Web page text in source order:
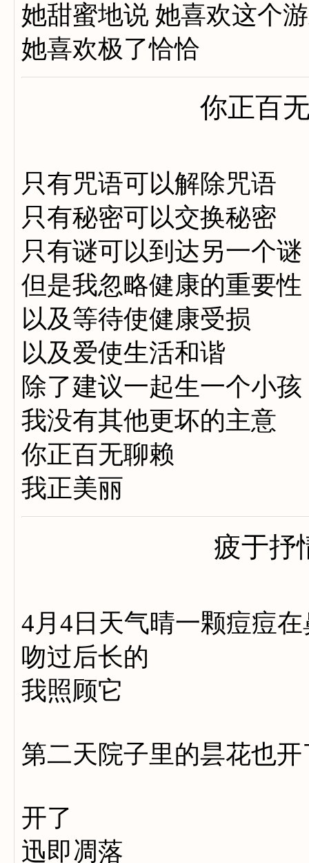
她甜蜜地说 她喜欢这个
她喜欢极了恰恰
你正百
只有咒语可以解除咒语
只有秘密可以交换秘密
只有谜可以到达另一个谜
但是我忽略健康的重要性
以及等待使健康受损
以及爱使生活和谐
除了建议一起生一个小孩
我没有其他更坏的主意
你正百无聊赖
我正美丽
疲于抒
4月4日天气晴一颗痘痘
吻过后长的
我照顾它
第二天院子里的昙花也开
开了
迅即凋落